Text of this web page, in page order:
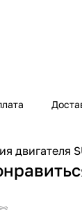
двигателя